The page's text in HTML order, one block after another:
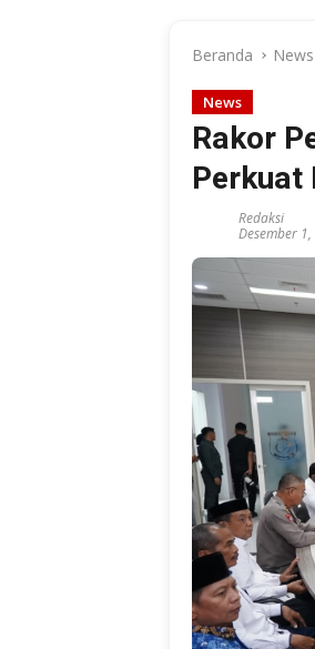
Beranda News
News
Rakor
Redaksi
Desember